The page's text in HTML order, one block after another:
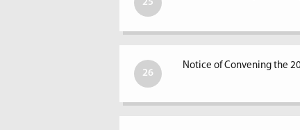
25
26
Notice of Convening the